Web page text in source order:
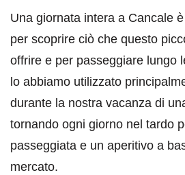
Una giornata intera a Cancale
per scoprire ciò che questo
offrire e per passeggiare lungo
lo abbiamo utilizzato
durante la nostra vacanza di
tornando ogni giorno nel tardo
passeggiata e un aperitivo a
mercato.